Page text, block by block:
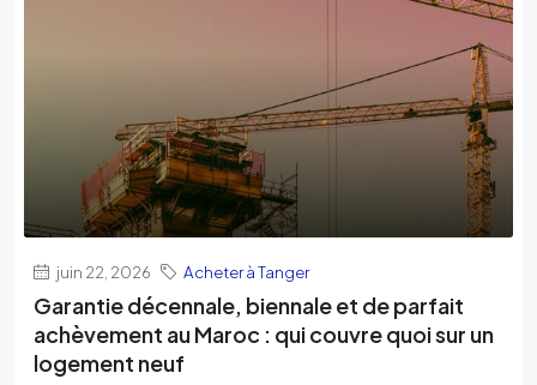
juin 22, 2026 Acheter à Tanger
Garantie décennale, biennale et de parfait
achèvement au Maroc : qui couvre quoi sur un
logement neuf